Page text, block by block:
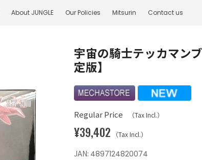
About JUNGLE Our Policies Mitsurin Contact us
宇宙の騎士テッカマン
定版】
Regular Price （Tax Incl.）
¥39,402 （Tax Incl.）
JAN: 4897124820074